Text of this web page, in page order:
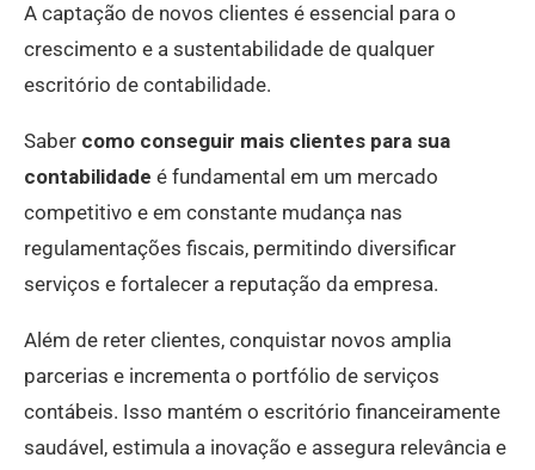
A captação de novos clientes é essencial para o
crescimento e a sustentabilidade de qualquer
escritório de contabilidade.
Saber como conseguir mais clientes para sua
contabilidade é fundamental em um mercado
competitivo e em constante mudança nas
regulamentações fiscais, permitindo diversificar
serviços e fortalecer a reputação da empresa.
Além de reter clientes, conquistar novos amplia
parcerias e incrementa o portfólio de serviços
contábeis. Isso mantém o escritório financeiramente
saudável, estimula a inovação e assegura relevância e